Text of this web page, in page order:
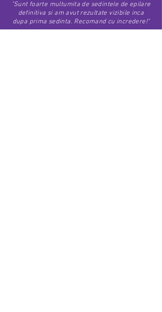
"Sunt foarte multumita de sedintele de epilare
definitiva si am avut rezultate vizibile inca
dupa prima sedinta. Recomand cu incredere!"